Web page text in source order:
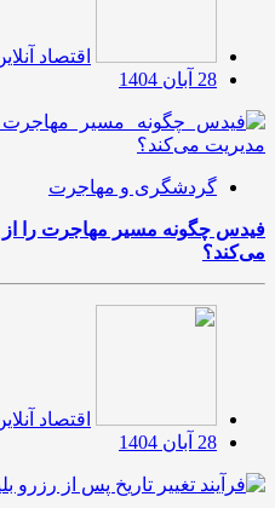
اقتصاد
28 آبان 1404
گردشگری و مهاجرت
فیدس چگونه مسیر مهاجرت را از
می‌کند؟
اقتصاد
28 آبان 1404